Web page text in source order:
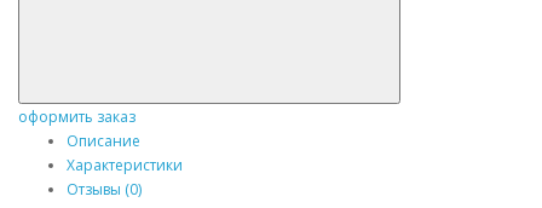
оформить заказ
Описание
Характеристики
Отзывы (0)